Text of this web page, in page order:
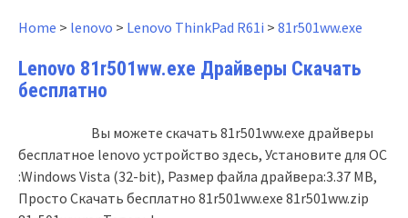
Home > lenovo > Lenovo ThinkPad R61i > 81r501ww.exe
Lenovo 81r501ww.exe Драйверы Скачать
бесплатно
Вы можете скачать 81r501ww.exe драйверы
бесплатное lenovo устройство здесь, Установите для ОС
:Windows Vista (32-bit), Размер файла драйвера:3.37 MB,
Просто Скачать бесплатно 81r501ww.exe 81r501ww.zip